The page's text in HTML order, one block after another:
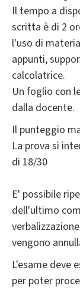
Il tempo a
scritta è di 2
l'uso di
appunti,
calcolatrice.
Un foglio con
dalla docente.
Il punteggio
La prova si
di 18/30
E' possibile
dell'ultimo
vengono
L'esame deve
per poter